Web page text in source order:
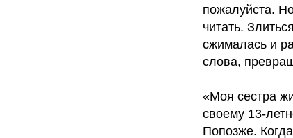
пожалуйста.
читать.
сжималась и
слова,
«Моя сестра
своему 13-
Попозже.